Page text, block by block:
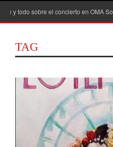
todo sobre el concierto en OMA
TAG